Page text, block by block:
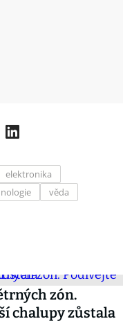
elektronika
věda
zón.
chalupy zůstala